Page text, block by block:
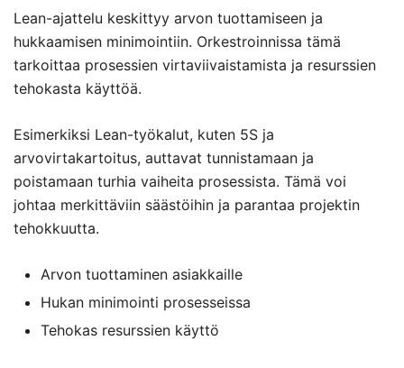
Lean-ajattelu keskittyy arvon tuottamiseen ja
hukkaamisen minimointiin. Orkestroinnissa tämä
tarkoittaa prosessien virtaviivaistamista ja resurssien
tehokasta käyttöä.
Esimerkiksi Lean-työkalut, kuten 5S ja
arvovirtakartoitus, auttavat tunnistamaan ja
poistamaan turhia vaiheita prosessista. Tämä voi
johtaa merkittäviin säästöihin ja parantaa projektin
tehokkuutta.
Arvon tuottaminen asiakkaille
Hukan minimointi prosesseissa
Tehokas resurssien käyttö